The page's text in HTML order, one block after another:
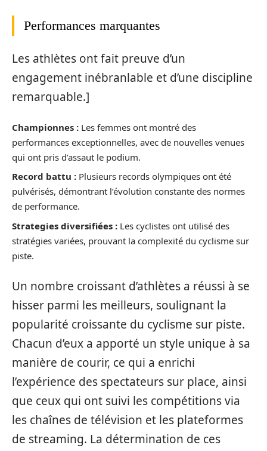
Performances marquantes
Les athlètes ont fait preuve d’un
engagement inébranlable et d’une discipline
remarquable.]
Championnes : Les femmes ont montré des
performances exceptionnelles, avec de nouvelles venues
qui ont pris d’assaut le podium.
Record battu : Plusieurs records olympiques ont été
pulvérisés, démontrant l’évolution constante des normes
de performance.
Strategies diversifiées : Les cyclistes ont utilisé des
stratégies variées, prouvant la complexité du cyclisme sur
piste.
Un nombre croissant d’athlètes a réussi à se
hisser parmi les meilleurs, soulignant la
popularité croissante du cyclisme sur piste.
Chacun d’eux a apporté un style unique à sa
manière de courir, ce qui a enrichi
l’expérience des spectateurs sur place, ainsi
que ceux qui ont suivi les compétitions via
les chaînes de télévision et les plateformes
de streaming. La détermination de ces